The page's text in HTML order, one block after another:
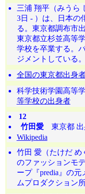
三浦 翔平（みうら
3日 - ）は、日本の
る。東京都調布市
東京都立杉並高等
学校を卒業する。
ジメントしている。
全国の東京都出身
科学技術学園高
等学校の出身者
12
竹田愛東京都 出
Wikipedia
竹田 愛（たけだ め
のファッションモ
ープ『predia』の
ムプロダクション所